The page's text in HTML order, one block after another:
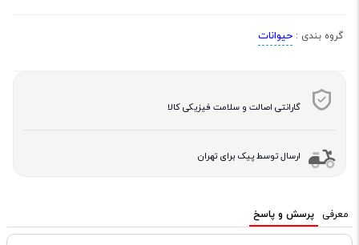
گروه بندی : حیوانات
گارانتی اصالت و سلامت فیزیکی کالا
ارسال توسط پیک برای تهران
معرفی پرسش و پاسخ